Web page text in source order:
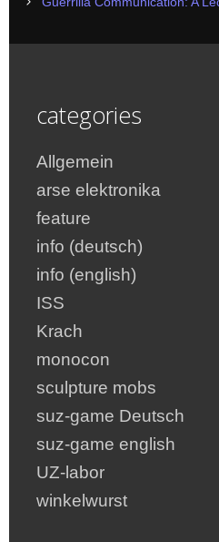
categories
Allgemein
arse elektronika
feature
info (deutsch)
info (english)
ISS
Krach
monocon
sculpture mobs
suz-game Deutsch
suz-game english
UZ-labor
winkelwurst